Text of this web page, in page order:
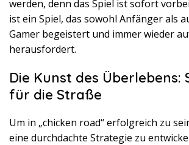
werden, denn das Spiel ist sofort
ist ein Spiel, das sowohl Anfänger als
Gamer begeistert und immer wieder
herausfordert.
Die Kunst des Überlebens:
für die Straße
Um in „chicken road“ erfolgreich zu
eine durchdachte Strategie zu